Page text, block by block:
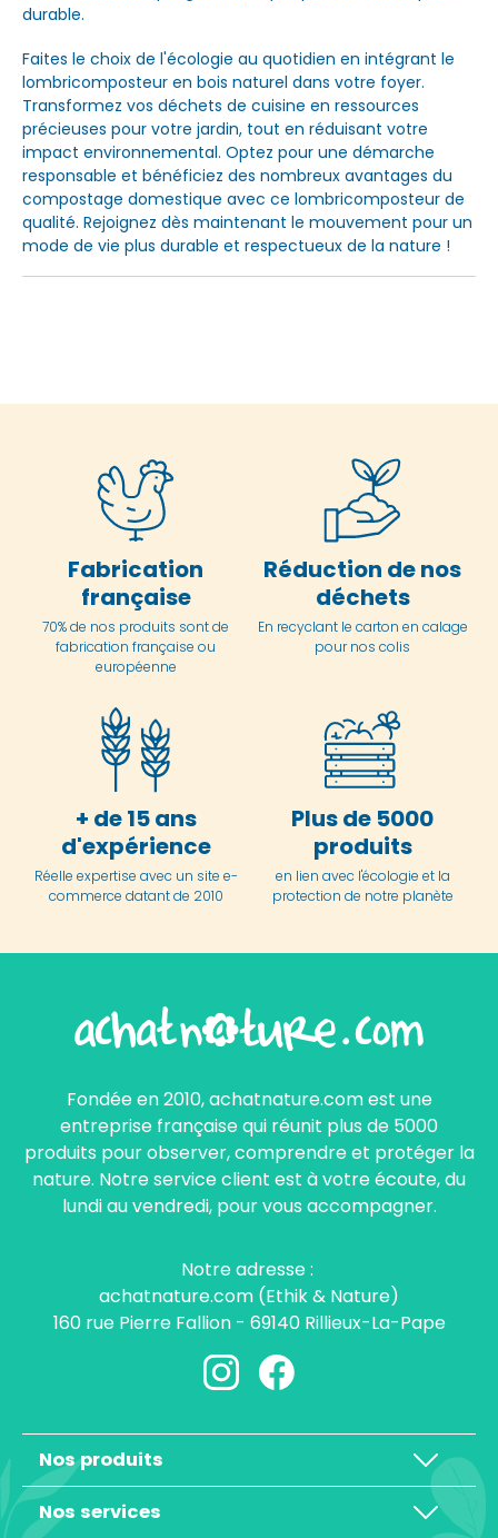
durable.
Faites le choix de l'écologie au quotidien en intégrant le
lombricomposteur en bois naturel dans votre foyer.
Transformez vos déchets de cuisine en ressources
précieuses pour votre jardin, tout en réduisant votre
impact environnemental. Optez pour une démarche
responsable et bénéficiez des nombreux avantages du
compostage domestique avec ce lombricomposteur de
qualité. Rejoignez dès maintenant le mouvement pour un
mode de vie plus durable et respectueux de la nature !
Fabrication
française
70% de nos produits sont de
fabrication française ou
européenne
Réduction de nos
déchets
En recyclant le carton en calage
pour nos colis
+ de 15 ans
d'expérience
Réelle expertise avec un site e-
commerce datant de 2010
Plus de 5000
produits
en lien avec l'écologie et la
protection de notre planète
Fondée en 2010, achatnature.com est une
entreprise française qui réunit plus de 5000
produits pour observer, comprendre et protéger la
nature. Notre service client est à votre écoute, du
lundi au vendredi, pour vous accompagner.
Notre adresse :
achatnature.com (Ethik & Nature)
160 rue Pierre Fallion - 69140 Rillieux-La-Pape
Nos produits
Nos services